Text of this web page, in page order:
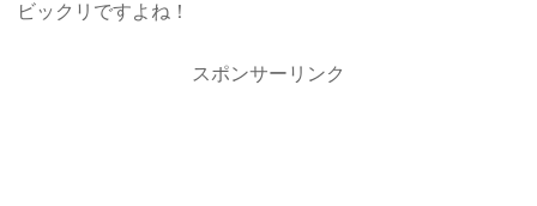
ビックリですよね！
スポンサーリンク